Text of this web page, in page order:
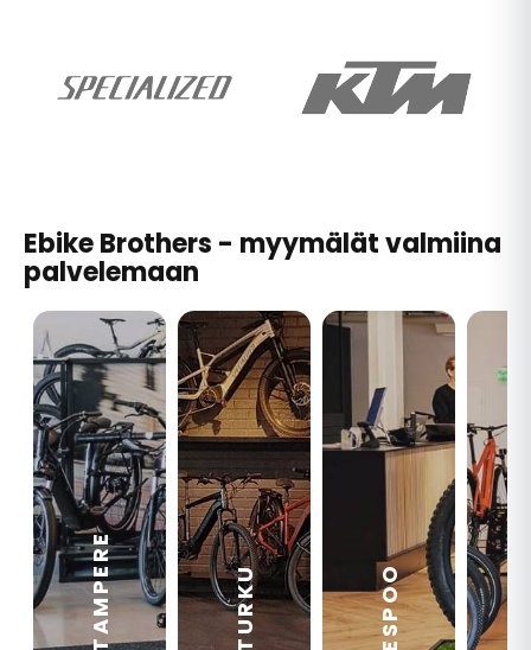
Ebike Brothers - myymälät valmiina
palvelemaan
TAMPERE TURKU ESPOO